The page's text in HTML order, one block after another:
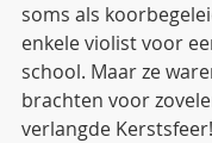
soms als
enkele violist voor
school. Maar ze
brachten voor
verlangde